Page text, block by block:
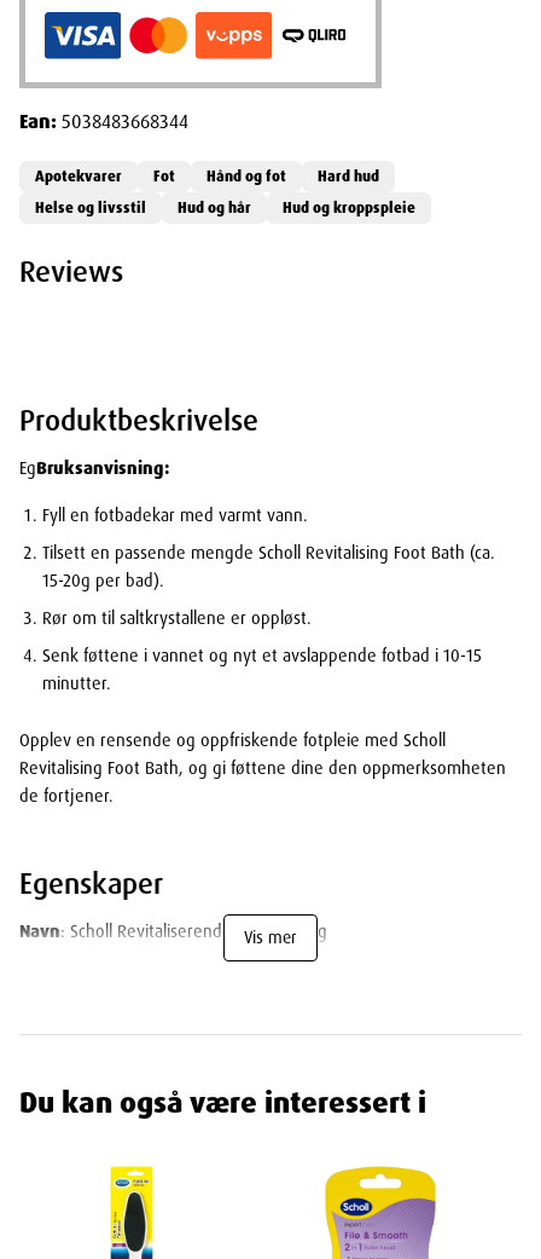
Produktbeskrivelse
EgBruksanvisning:
Fyll en fotbadekar med varmt vann.
Tilsett en passende mengde Scholl Revitalising Foot Bath (ca.
15-20g per bad).
Rør om til saltkrystallene er oppløst.
Senk føttene i vannet og nyt et avslappende fotbad i 10-15
minutter.
Opplev en rensende og oppfriskende fotpleie med Scholl
Revitalising Foot Bath, og gi føttene dine den oppmerksomheten
de fortjener.
Egenskaper
Navn: Scholl Revitaliserende Fotbad 275g
: Bonaventura Sales As
Sodium Chloride, Urea, Sodium Methyl Oleoyl Taurate, Mentha
Fruit Oil, Rosmarinus Officinalis Leaf Oil, Citrus Aurantium Dulcis Peel
Oil, Eucalyptus Globulus Leaf Oil, Camphor, Farnesol, Methyl
Salicylate, Diethylamino Hydroxybenzoyl Hexyl Benzoate, Parfum,
Vis mer
Ean:5038483668344
Apotekvarer Fot Hånd og fot
Hard hud
Helse og livsstil
Hud og hår Hud og kroppspleie
Reviews
Du kan også være interessert i